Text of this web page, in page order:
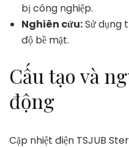
bị công nghiệp.
Nghiên cứu:Sử dụng
độ bề mặt.
Cấu tạo và
động
Cặp nhiệt điện TSJUB